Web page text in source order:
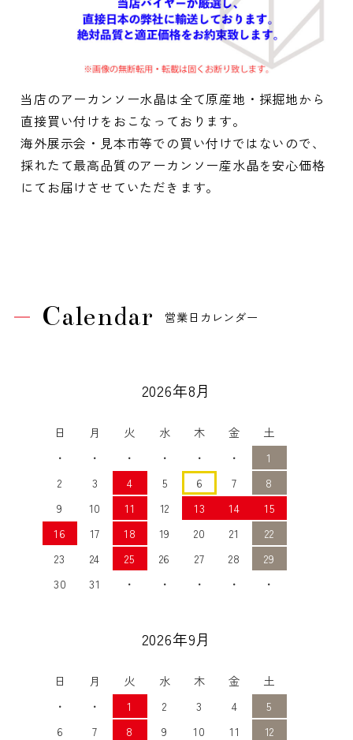
当店のアーカンソー水晶は全て原産地・採掘地から
直接買い付けをおこなっております。
海外展示会・見本市等での買い付けではないので、
採れたて最高品質のアーカンソー産水晶を安心価格
にてお届けさせていただきます。
Calendar 営業日カレンダー
2026年8月
日 月 火 水 木 金
土
・
・ ・ ・ ・ ・
1
2
3 4 5 6 7
8
9
10 11 12 13 14
15
16
17 18 19 20 21
22
23
24 25 26 27 28
29
30
31 ・ ・ ・ ・ ・
2026年9月
日 月 火 水 木 金
土
・
・ 1 2 3 4
5
6
7 8 9 10 11
12